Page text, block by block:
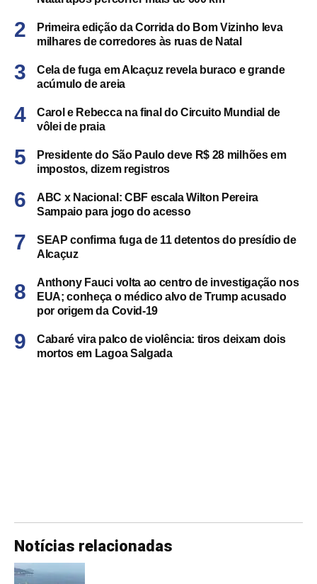
Primeira edição da Corrida do Bom Vizinho leva
milhares de corredores às ruas de Natal
Cela de fuga em Alcaçuz revela buraco e grande
acúmulo de areia
Carol e Rebecca na final do Circuito Mundial de
vôlei de praia
Presidente do São Paulo deve R$ 28 milhões em
impostos, dizem registros
ABC x Nacional: CBF escala Wilton Pereira
Sampaio para jogo do acesso
SEAP confirma fuga de 11 detentos do presídio de
Alcaçuz
Anthony Fauci volta ao centro de investigação nos
EUA; conheça o médico alvo de Trump acusado
por origem da Covid-19
Cabaré vira palco de violência: tiros deixam dois
mortos em Lagoa Salgada
Notícias relacionadas